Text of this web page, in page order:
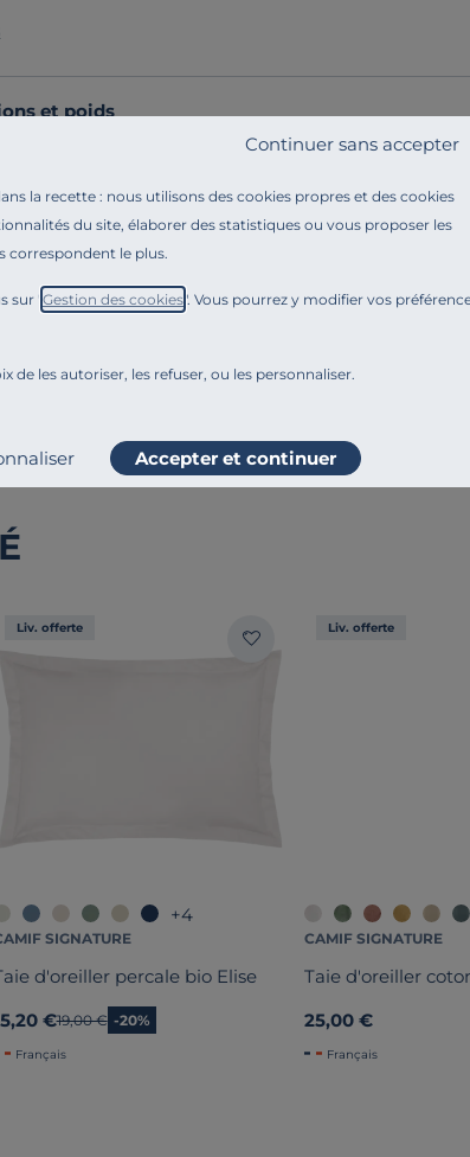
la recette : nous utilisons des cookies propres et des cookies
du site, élaborer des statistiques ou vous proposer les
correspondent le plus.
sur "Gestion des cookies". Vous pourrez y modifier vos
de les autoriser, les refuser, ou les personnaliser.
Continuer sans accepter
Accepter et continuer
et poids
et traçabilité
et conseils d'entretien
Liv. offerte
+4
SIGNATURE
d'oreiller percale bio Elise
€Ancien prix
19,00 € -20%
Français
Liv. offerte
CAMIF SIGNATURE
Taie d'oreiller
25,00 €
Français